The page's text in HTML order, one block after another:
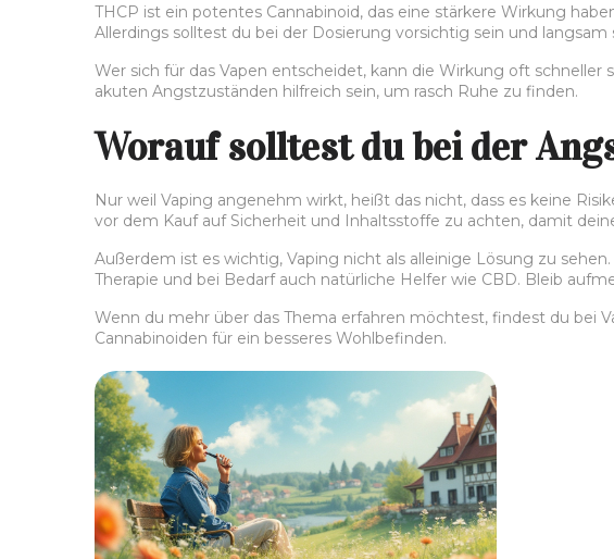
THCP ist ein potentes Cannabinoid, das eine stärkere Wirkung
Allerdings solltest du bei der Dosierung vorsichtig sein und
Wer sich für das Vapen entscheidet, kann die Wirkung oft
akuten Angstzuständen hilfreich sein, um rasch Ruhe zu finden.
Worauf solltest du bei der
Nur weil Vaping angenehm wirkt, heißt das nicht, dass es keine
vor dem Kauf auf Sicherheit und Inhaltsstoffe zu achten, damit
Außerdem ist es wichtig, Vaping nicht als alleinige Lösung zu
Therapie und bei Bedarf auch natürliche Helfer wie CBD. Bleib
Wenn du mehr über das Thema erfahren möchtest, findest du bei
Cannabinoiden für ein besseres Wohlbefinden.